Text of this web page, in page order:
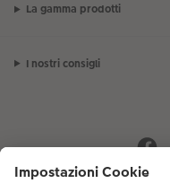
La gamma prodotti
I nostri consigli